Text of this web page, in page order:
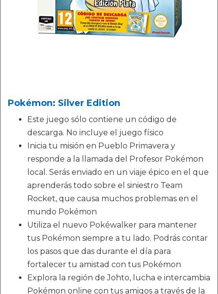
Pokémon: Silver Edition
Este juego sólo contiene un código de
descarga. No incluye el juego físico
Inicia tu misión en Pueblo Primavera y
responde a la llamada del Profesor Pokémon
local. Serás enviado en un viaje épico en el que
aprenderás todo sobre el siniestro Team
Rocket, que causa muchos problemas en el
mundo Pokémon
Utiliza el nuevo Pokéwalker para mantener
tus Pokémon siempre a tu lado. Podrás contar
los pasos que das durante el día para
fortalecer tu amistad con tus Pokémon
Explora la región de Johto, lucha e intercambia
Pokémon online con tus amigos a través de la